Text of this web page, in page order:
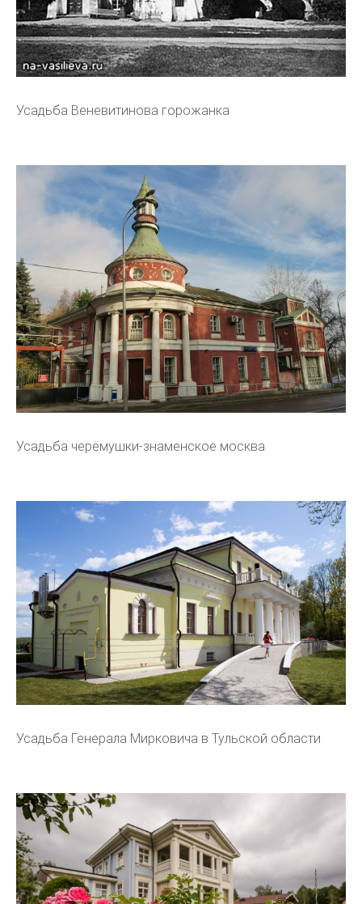
Усадьба Веневитинова горожанка
Усадьба черёмушки-знаменское москва
Усадьба Генерала Мирковича в Тульской области